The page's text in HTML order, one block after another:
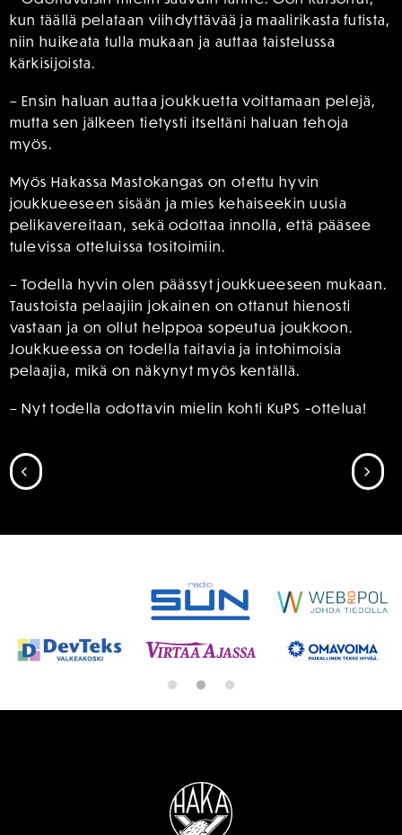
kun täällä pelataan viihdyttävää ja maalirikasta futista,
niin huikeata tulla mukaan ja auttaa taistelussa
kärkisijoista.
– Ensin haluan auttaa joukkuetta voittamaan pelejä,
mutta sen jälkeen tietysti itseltäni haluan tehoja
myös.
Myös Hakassa Mastokangas on otettu hyvin
joukkueeseen sisään ja mies kehaiseekin uusia
pelikavereitaan, sekä odottaa innolla, että pääsee
tulevissa otteluissa tositoimiin.
– Todella hyvin olen päässyt joukkueeseen mukaan.
Taustoista pelaajiin jokainen on ottanut hienosti
vastaan ja on ollut helppoa sopeutua joukkoon.
Joukkueessa on todella taitavia ja intohimoisia
pelaajia, mikä on näkynyt myös kentällä.
– Nyt todella odottavin mielin kohti KuPS -ottelua!
SIIRRY EDELLISEEN